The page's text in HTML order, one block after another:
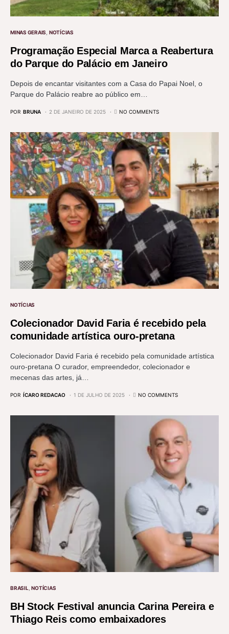
MINAS GERAIS NOTÍCIAS
Programação Especial Marca a Reabertura
do Parque do Palácio em Janeiro
Depois de encantar visitantes com a Casa do Papai Noel, o
Parque do Palácio reabre ao público em…
POR BRUNA 2 DE JANEIRO DE 2025 NO COMMENTS
NOTÍCIAS
Colecionador David Faria é recebido pela
comunidade artística ouro-pretana
Colecionador David Faria é recebido pela comunidade artística
ouro-pretana O curador, empreendedor, colecionador e
mecenas das artes, já…
POR ÍCARO REDACAO 1 DE JULHO DE 2025 NO COMMENTS
BRASIL NOTÍCIAS
BH Stock Festival anuncia Carina Pereira e
Thiago Reis como embaixadores